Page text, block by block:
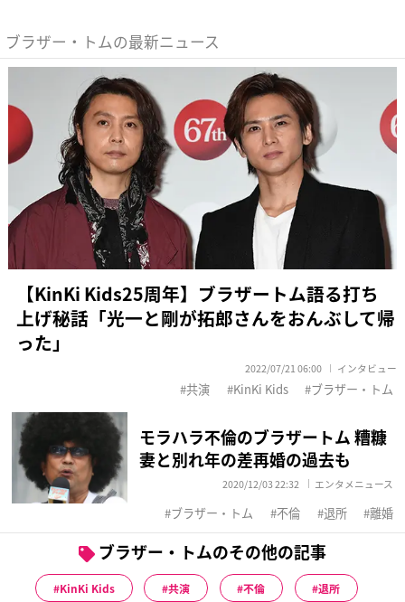
ブラザー・トムの最新ニュース
【KinKi Kids25周年】ブラザートム語る打ち
上げ秘話「光一と剛が拓郎さんをおんぶして帰
った」
2022/07/21 06:00 インタビュー
共演 KinKi Kids ブラザー・トム
モラハラ不倫のブラザートム 糟糠
妻と別れ年の差再婚の過去も
2020/12/03 22:32 エンタメニュース
ブラザー・トム 不倫 退所 離婚
ブラザー・トムのその他の記事
KinKi Kids 共演 不倫 退所